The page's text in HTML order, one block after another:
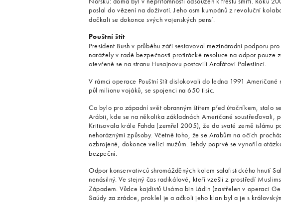
poslal do vězení na doživotí. Jeho osm kumpánů z revoluční
dočkali se dokonce svých vojenských pensí.
Pouštní štít
President Bush v průběhu září sestavoval mezinárodní podporu
narážely v radě bezpečnosti protirácké resoluce na odpor pouze
otevřeně se na stranu Husajnovu postavili Arafátovi Palestinci.
V rámci operace Pouštní štít dislokovali do ledna 1991 Američané
půl milionu vojáků, se spojenci na 650 tisíc.
Co bylo pro západní svět obranným štítem před útočníkem, stalo
Arábii, kde se na několika základnách Američané soustřeďovali,
Kritisovala krále Fahda (zemřel 2005), že do svaté země islámu
nehoráznými způsoby. Včetně toho, že se Arabům na očích
ozbrojené, dokonce velící mužům. Tehdy poprvé se vynořila
bezpeční.
Odpor konservativců shromážděných kolem salafistického hnutí
nenásilný. Ve stejný čas radikálové, kteří vzešli z prostředí
Západem. Vůdce kajdistů Usáma bin Ládin (zastřelen v operaci
Saúdy za zrádce, proklel je a ačkoli jeho klan byl a je s